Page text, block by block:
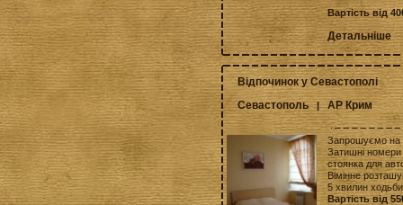
Вартість від
Детальніше
Відпочинок у Севастополі
Севастополь |АР Крим
Запрошуємо на
Затишні номери
стоянка для
Вімінне
5 хвилин
Вартість від